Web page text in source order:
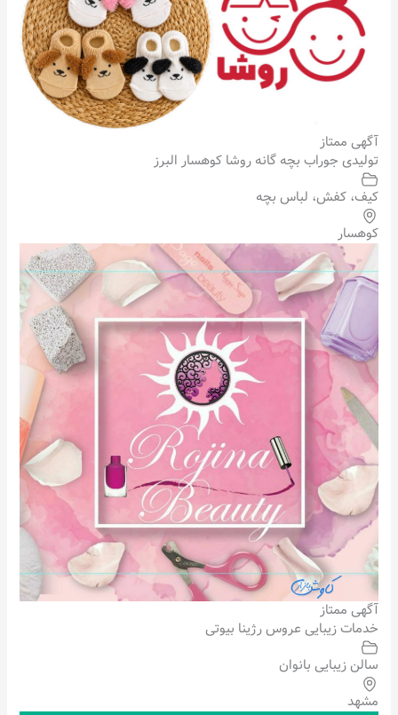
آگهی ممتاز
تولیدی جوراب بچه گانه روشا کوهسار البرز
کیف، کفش، لباس بچه
کوهسار
آگهی ممتاز
خدمات زیبایی عروس رژینا بیوتی
سالن زیبایی بانوان
مشهد